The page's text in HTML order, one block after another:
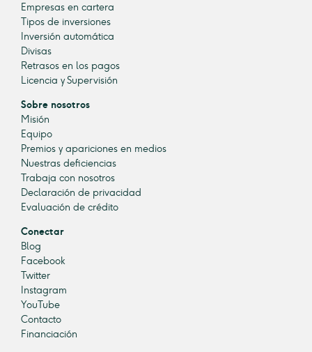
Empresas en cartera
Tipos de inversiones
Inversión automática
Divisas
Retrasos en los pagos
Licencia y Supervisión
Sobre nosotros
Misión
Equipo
Premios y apariciones en medios
Nuestras deficiencias
Trabaja con nosotros
Declaración de privacidad
Evaluación de crédito
Conectar
Blog
Facebook
Twitter
Instagram
YouTube
Contacto
Financiación